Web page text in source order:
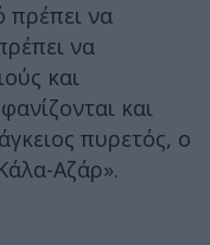
πρέπει να
να
και
και
πυρετός, ο
Αζάρ».